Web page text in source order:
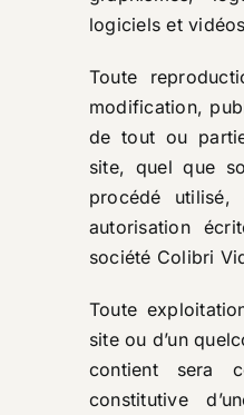
logiciels et
Toute
modification,
de tout ou
site, quel que
procédé
autorisation
société Colibri
Toute
site ou d’un
contient sera
constitutive